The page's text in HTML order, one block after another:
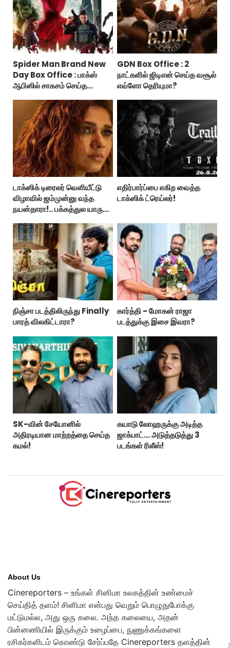
Spider Man Brand New
Day Box Office : பாக்ஸ்
ஆபிஸில் சாகசம் செய்த
GDN Box Office : 2
நாட்களில் ஜிடிஎன் செய்த வசூல்
எவ்ளோ தெரியுமா?
டாக்ஸிக் டிரைலர் வெளியீட்டு
விழாவில் ஜம்முன்னு வந்த
நயன்தாரா!.. பக்கத்துல யாரு
எதிர்பார்ப்பை எகிற வைத்த
டாக்ஸிக் ட்ரெய்லர்!
நிஞ்சா படத்திலிருந்து Finally
பாரத் விலகிட்டாரா?
கார்த்தி - மோகன் ராஜா
படத்துக்கு இசை இவரா?
SK-வின் சேயோனில்
அதிரடியான மாற்றத்தை செய்த
கமல்!
கயாடு லோஹருக்கு அடித்த
ஜாக்பாட்... அடுத்தடுத்து 3
படங்கள் ரிலீஸ்!
About Us
Cinereporters – உங்கள் சினிமா உலகத்தின் உண்மைச்
செய்தித் தளம்! சினிமா என்பது வெறும் பொழுதுபோக்கு
மட்டுமல்ல, அது ஒரு கலை. அந்த கலையை, அதன்
பின்னணியில் இருக்கும் உழைப்பை, நுணுக்கங்களை
ரசிகர்களிடம் கொண்டு சேர்ப்பதே Cinereporters தளத்தின்